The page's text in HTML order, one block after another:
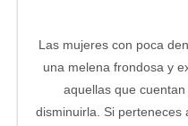
Las mujeres con poca
una melena frondosa y
aquellas que
disminuirla. Si perteneces